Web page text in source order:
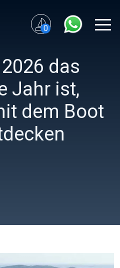
0
das
Jahr ist,
dem Boot